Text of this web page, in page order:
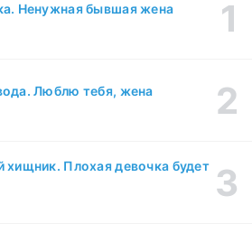
Ненужная бывшая жена
Люблю тебя, жена
хищник. Плохая девочка будет